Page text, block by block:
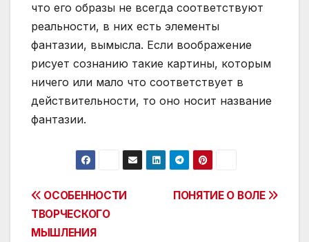
что его образы не всегда соответствуют
реальности, в них есть элементы
фантазии, вымысла. Если воображение
рисует сознанию такие картины, которым
ничего или мало что соответствует в
действительности, то оно носит название
фантазии.
Post
navigation
ПОНЯТИЕ О ВОЛЕ
ОСОБЕННОСТИ
ТВОРЧЕСКОГО
МЫШЛЕНИЯ